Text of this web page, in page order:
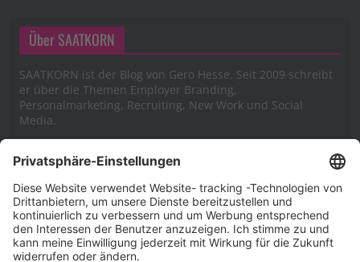
Über SAATKORN
SAATKORN ist der Blog von Gero Hesse. Seit 2009 schreibt
er über die Themen Employer Branding,
Personalmarketing, Recruiting, New Work und Social
Media.
Impressum
Impressum